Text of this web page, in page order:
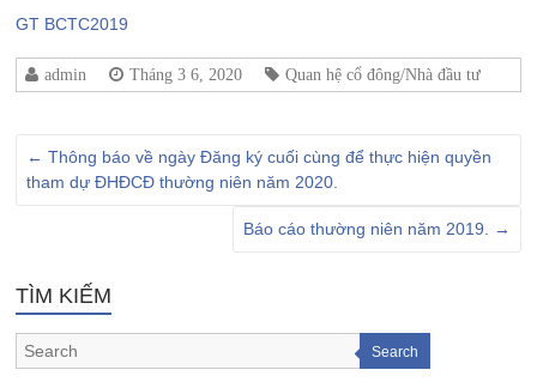
GT BCTC2019
admin Tháng 3 6, 2020 Quan hệ cổ đông/Nhà đầu tư
← Thông báo về ngày Đăng ký cuối cùng để thực hiện quyền
tham dự ĐHĐCĐ thường niên năm 2020.
Báo cáo thường niên năm 2019. →
TÌM KIẾM
Search